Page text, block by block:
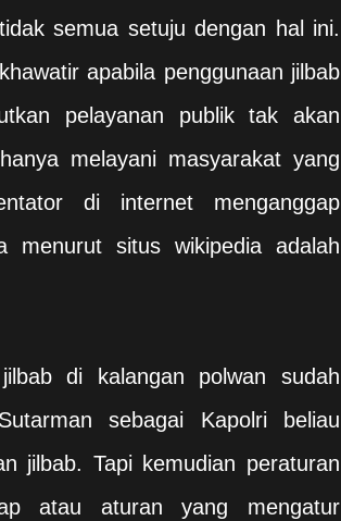
semua setuju dengan hal ini.
apabila penggunaan jilbab
pelayanan publik tak akan
melayani masyarakat yang
di internet menganggap
menurut situs wikipedia adalah
di kalangan polwan sudah
sebagai Kapolri beliau
jilbab. Tapi kemudian peraturan
atau aturan yang mengatur